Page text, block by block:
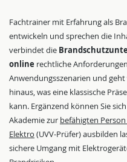
Fachtrainer mit Erfahrung als
entwickeln und sprechen die
verbindet die
online rechtliche
Anwendungsszenarien und
hinaus, was eine klassische
kann. Ergänzend können Sie
Akademie zur befähigten
Elektro (UVV-Prüfer) ausbilden
sichere Umgang mit